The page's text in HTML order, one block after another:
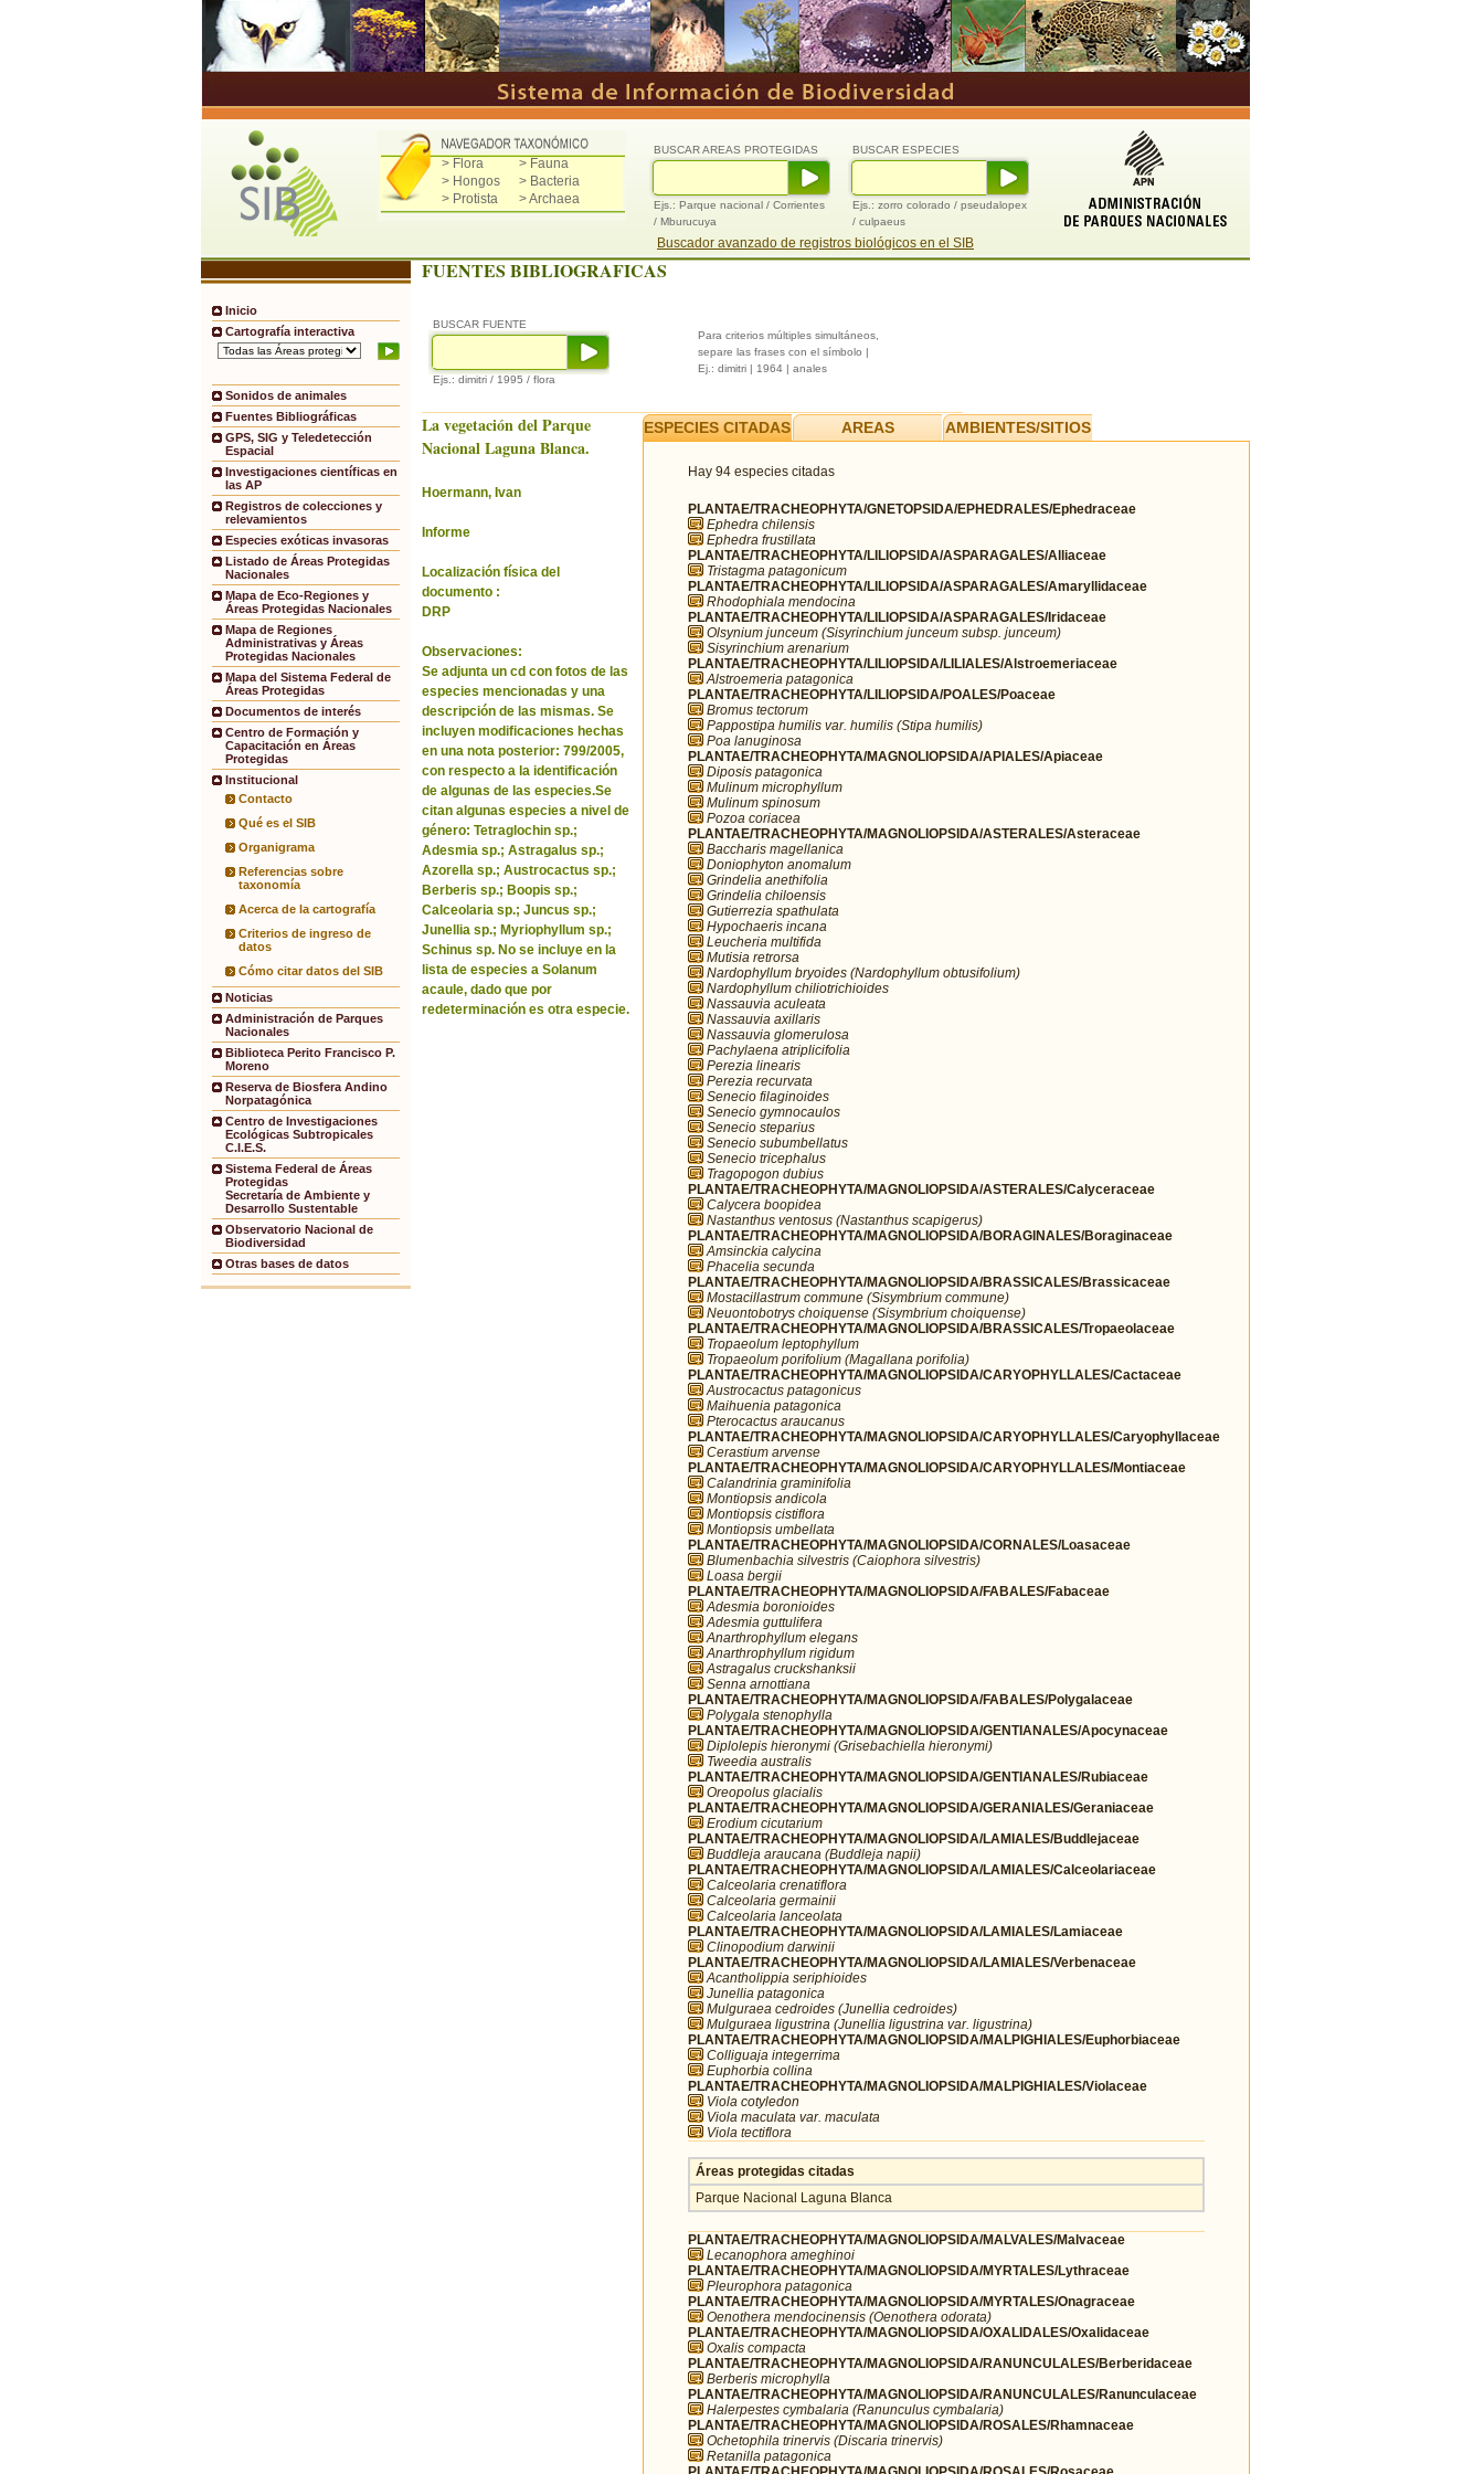
> Flora
> Fauna
> Hongos
> Bacteria
> Protista
> Archaea
BUSCAR ESPECIES
Ejs.: zorro colorado / pseudalopex
/ culpaeus
BUSCAR AREAS PROTEGIDAS
Ejs.: Parque nacional / Corrientes
/ Mburucuya
Buscador avanzado de registros biológicos en el SIB
Inicio
Cartografía interactiva
Sonidos de animales
Fuentes Bibliográficas
GPS, SIG y Teledetección
Espacial
Investigaciones científicas en
las AP
Registros de colecciones y
relevamientos
Especies exóticas invasoras
Listado de Áreas Protegidas
Nacionales
Mapa de Eco-Regiones y
Áreas Protegidas Nacionales
Mapa de Regiones
Administrativas y Áreas
Protegidas Nacionales
Mapa del Sistema Federal de
Áreas Protegidas
Documentos de interés
Centro de Formación y
Capacitación en Áreas
Protegidas
Institucional
Contacto
Qué es el SIB
Organigrama
Referencias sobre
taxonomía
Acerca de la cartografía
Criterios de ingreso de
datos
Cómo citar datos del SIB
Noticias
Administración de Parques
Nacionales
Biblioteca Perito Francisco P.
Moreno
Reserva de Biosfera Andino
Norpatagónica
Centro de Investigaciones
Ecológicas Subtropicales
C.I.E.S.
Sistema Federal de Áreas
Protegidas
Secretaría de Ambiente y
Desarrollo Sustentable
Observatorio Nacional de
Biodiversidad
Otras bases de datos
FUENTES BIBLIOGRAFICAS
BUSCAR FUENTE
Ejs.: dimitri / 1995 / flora
Para criterios múltiples simultáneos,
separe las frases con el símbolo |
Ej.: dimitri | 1964 | anales
La vegetación del Parque
Nacional Laguna Blanca.
Hoermann, Ivan
Informe
Localización física del
documento :
DRP
Observaciones:
Se adjunta un cd con fotos de las
especies mencionadas y una
descripción de las mismas. Se
incluyen modificaciones hechas
en una nota posterior: 799/2005,
con respecto a la identificación
de algunas de las especies.Se
citan algunas especies a nivel de
género: Tetraglochin sp.;
Adesmia sp.; Astragalus sp.;
Azorella sp.; Austrocactus sp.;
Berberis sp.; Boopis sp.;
Calceolaria sp.; Juncus sp.;
Junellia sp.; Myriophyllum sp.;
Schinus sp. No se incluye en la
lista de especies a Solanum
acaule, dado que por
redeterminación es otra especie.
ESPECIES CITADAS AREAS AMBIENTES/SITIOS
Hay 94 especies citadas
PLANTAE/TRACHEOPHYTA/GNETOPSIDA/EPHEDRALES/Ephedraceae
Ephedra chilensis
Ephedra frustillata
PLANTAE/TRACHEOPHYTA/LILIOPSIDA/ASPARAGALES/Alliaceae
Tristagma patagonicum
PLANTAE/TRACHEOPHYTA/LILIOPSIDA/ASPARAGALES/Amaryllidaceae
Rhodophiala mendocina
PLANTAE/TRACHEOPHYTA/LILIOPSIDA/ASPARAGALES/Iridaceae
Olsynium junceum (Sisyrinchium junceum subsp. junceum)
Sisyrinchium arenarium
PLANTAE/TRACHEOPHYTA/LILIOPSIDA/LILIALES/Alstroemeriaceae
Alstroemeria patagonica
PLANTAE/TRACHEOPHYTA/LILIOPSIDA/POALES/Poaceae
Bromus tectorum
Pappostipa humilis var. humilis (Stipa humilis)
Poa lanuginosa
PLANTAE/TRACHEOPHYTA/MAGNOLIOPSIDA/APIALES/Apiaceae
Diposis patagonica
Mulinum microphyllum
Mulinum spinosum
Pozoa coriacea
PLANTAE/TRACHEOPHYTA/MAGNOLIOPSIDA/ASTERALES/Asteraceae
Baccharis magellanica
Doniophyton anomalum
Grindelia anethifolia
Grindelia chiloensis
Gutierrezia spathulata
Hypochaeris incana
Leucheria multifida
Mutisia retrorsa
Nardophyllum bryoides (Nardophyllum obtusifolium)
Nardophyllum chiliotrichioides
Nassauvia aculeata
Nassauvia axillaris
Nassauvia glomerulosa
Pachylaena atriplicifolia
Perezia linearis
Perezia recurvata
Senecio filaginoides
Senecio gymnocaulos
Senecio steparius
Senecio subumbellatus
Senecio tricephalus
Tragopogon dubius
PLANTAE/TRACHEOPHYTA/MAGNOLIOPSIDA/ASTERALES/Calyceraceae
Calycera boopidea
Nastanthus ventosus (Nastanthus scapigerus)
PLANTAE/TRACHEOPHYTA/MAGNOLIOPSIDA/BORAGINALES/Boraginaceae
Amsinckia calycina
Phacelia secunda
PLANTAE/TRACHEOPHYTA/MAGNOLIOPSIDA/BRASSICALES/Brassicaceae
Mostacillastrum commune (Sisymbrium commune)
Neuontobotrys choiquense (Sisymbrium choiquense)
PLANTAE/TRACHEOPHYTA/MAGNOLIOPSIDA/BRASSICALES/Tropaeolaceae
Tropaeolum leptophyllum
Tropaeolum porifolium (Magallana porifolia)
PLANTAE/TRACHEOPHYTA/MAGNOLIOPSIDA/CARYOPHYLLALES/Cactaceae
Austrocactus patagonicus
Maihuenia patagonica
Pterocactus araucanus
PLANTAE/TRACHEOPHYTA/MAGNOLIOPSIDA/CARYOPHYLLALES/Caryophyllaceae
Cerastium arvense
PLANTAE/TRACHEOPHYTA/MAGNOLIOPSIDA/CARYOPHYLLALES/Montiaceae
Calandrinia graminifolia
Montiopsis andicola
Montiopsis cistiflora
Montiopsis umbellata
PLANTAE/TRACHEOPHYTA/MAGNOLIOPSIDA/CORNALES/Loasaceae
Blumenbachia silvestris (Caiophora silvestris)
Loasa bergii
PLANTAE/TRACHEOPHYTA/MAGNOLIOPSIDA/FABALES/Fabaceae
Adesmia boronioides
Adesmia guttulifera
Anarthrophyllum elegans
Anarthrophyllum rigidum
Astragalus cruckshanksii
Senna arnottiana
PLANTAE/TRACHEOPHYTA/MAGNOLIOPSIDA/FABALES/Polygalaceae
Polygala stenophylla
PLANTAE/TRACHEOPHYTA/MAGNOLIOPSIDA/GENTIANALES/Apocynaceae
Diplolepis hieronymi (Grisebachiella hieronymi)
Tweedia australis
PLANTAE/TRACHEOPHYTA/MAGNOLIOPSIDA/GENTIANALES/Rubiaceae
Oreopolus glacialis
PLANTAE/TRACHEOPHYTA/MAGNOLIOPSIDA/GERANIALES/Geraniaceae
Erodium cicutarium
PLANTAE/TRACHEOPHYTA/MAGNOLIOPSIDA/LAMIALES/Buddlejaceae
Buddleja araucana (Buddleja napii)
PLANTAE/TRACHEOPHYTA/MAGNOLIOPSIDA/LAMIALES/Calceolariaceae
Calceolaria crenatiflora
Calceolaria germainii
Calceolaria lanceolata
PLANTAE/TRACHEOPHYTA/MAGNOLIOPSIDA/LAMIALES/Lamiaceae
Clinopodium darwinii
PLANTAE/TRACHEOPHYTA/MAGNOLIOPSIDA/LAMIALES/Verbenaceae
Acantholippia seriphioides
Junellia patagonica
Mulguraea cedroides (Junellia cedroides)
Mulguraea ligustrina (Junellia ligustrina var. ligustrina)
PLANTAE/TRACHEOPHYTA/MAGNOLIOPSIDA/MALPIGHIALES/Euphorbiaceae
Colliguaja integerrima
Euphorbia collina
PLANTAE/TRACHEOPHYTA/MAGNOLIOPSIDA/MALPIGHIALES/Violaceae
Viola cotyledon
Viola maculata var. maculata
Viola tectiflora
Áreas protegidas citadas
Parque Nacional Laguna Blanca
PLANTAE/TRACHEOPHYTA/MAGNOLIOPSIDA/MALVALES/Malvaceae
Lecanophora ameghinoi
PLANTAE/TRACHEOPHYTA/MAGNOLIOPSIDA/MYRTALES/Lythraceae
Pleurophora patagonica
PLANTAE/TRACHEOPHYTA/MAGNOLIOPSIDA/MYRTALES/Onagraceae
Oenothera mendocinensis (Oenothera odorata)
PLANTAE/TRACHEOPHYTA/MAGNOLIOPSIDA/OXALIDALES/Oxalidaceae
Oxalis compacta
PLANTAE/TRACHEOPHYTA/MAGNOLIOPSIDA/RANUNCULALES/Berberidaceae
Berberis microphylla
PLANTAE/TRACHEOPHYTA/MAGNOLIOPSIDA/RANUNCULALES/Ranunculaceae
Halerpestes cymbalaria (Ranunculus cymbalaria)
PLANTAE/TRACHEOPHYTA/MAGNOLIOPSIDA/ROSALES/Rhamnaceae
Ochetophila trinervis (Discaria trinervis)
Retanilla patagonica